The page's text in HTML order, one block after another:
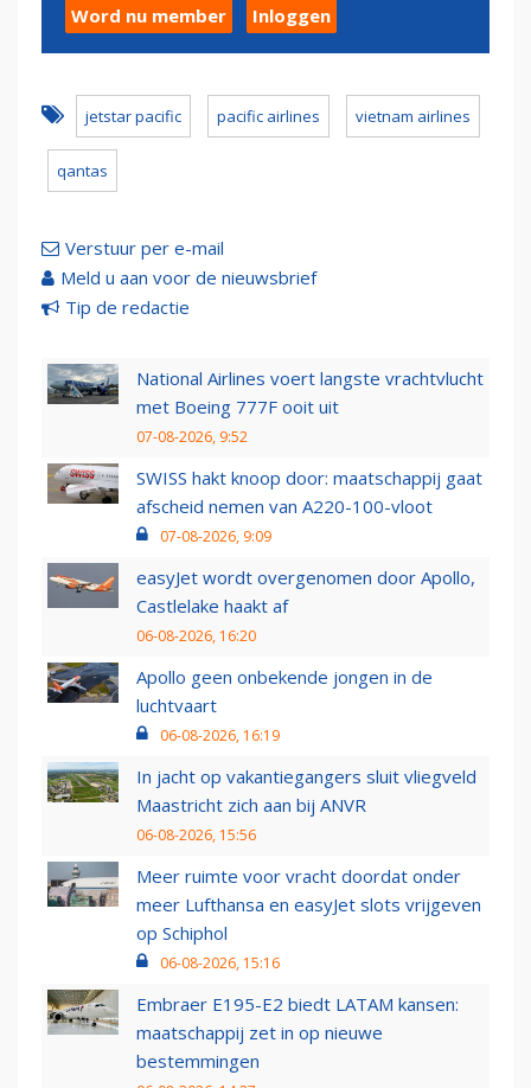
Word nu member Inloggen
jetstar pacific pacific airlines vietnam airlines
qantas
Verstuur per e-mail
Meld u aan voor de nieuwsbrief
Tip de redactie
National Airlines voert langste vrachtvlucht
met Boeing 777F ooit uit
07-08-2026, 9:52
SWISS hakt knoop door: maatschappij gaat
afscheid nemen van A220-100-vloot
07-08-2026, 9:09
easyJet wordt overgenomen door Apollo,
Castlelake haakt af
06-08-2026, 16:20
Apollo geen onbekende jongen in de
luchtvaart
06-08-2026, 16:19
In jacht op vakantiegangers sluit vliegveld
Maastricht zich aan bij ANVR
06-08-2026, 15:56
Meer ruimte voor vracht doordat onder
meer Lufthansa en easyJet slots vrijgeven
op Schiphol
06-08-2026, 15:16
Embraer E195-E2 biedt LATAM kansen:
maatschappij zet in op nieuwe
bestemmingen